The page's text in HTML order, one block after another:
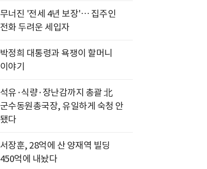
무너진 '전세 4년 보장'… 집주인
전화 두려운 세입자
박정희 대통령과 욕쟁이 할머니
이야기
석유·식량·장난감까지 총괄 北
군수동원총국장, 유일하게 숙청 안
됐다
서장훈, 28억에 산 양재역 빌딩
450억에 내놨다